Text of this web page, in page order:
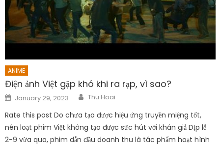
ANIME
Điện ảnh Việt gặp khó khi ra rạp, vì sao?
Posted
on
January 29, 2023 Author
Thu Hoai
Rate this post Do chưa tạo được hiệu ứng truyền miệng tốt,
nên loạt phim Việt không tạo được sức hút với khán giả Dịp lễ
2-9 vừa qua, phim dẫn đầu doanh thu là tác phẩm hoạt hình